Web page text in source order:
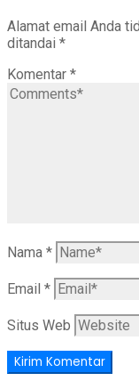
Alamat email Anda
ditandai *
Komentar *
Nama *
Email *
Situs Web